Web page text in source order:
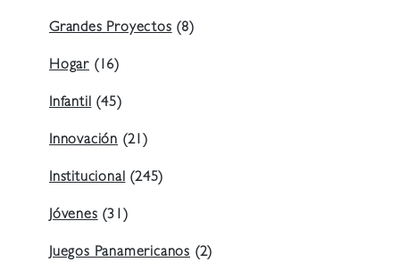
Grandes Proyectos (8)
Hogar (16)
Infantil (45)
Innovación (21)
Institucional (245)
Jóvenes (31)
Juegos Panamericanos (2)